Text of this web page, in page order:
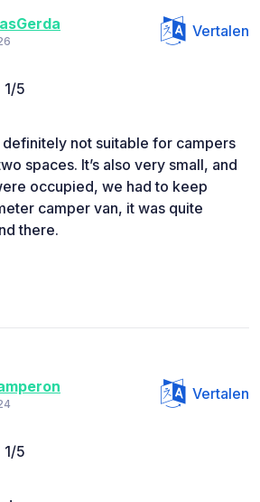
Vertalen
1/5
not suitable for campers
spaces. It’s also very small, and
occupied, we had to keep
camper van, it was quite
there.
Vertalen
1/5